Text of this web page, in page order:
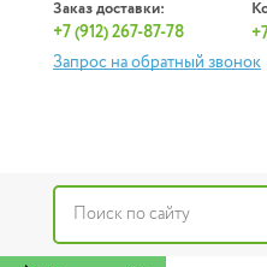
Заказ доставки:
+7 (912) 267-87-78
Запрос на обратный звонок